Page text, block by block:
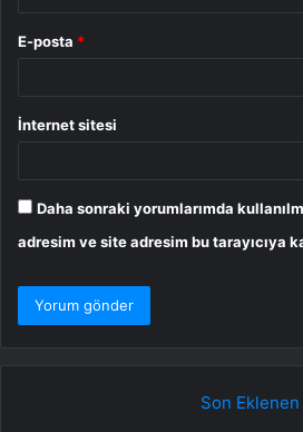
E-posta *
İnternet sitesi
Daha sonraki yorumlarımda
adresim ve site adresim bu tarayıcıya
Son Eklenen